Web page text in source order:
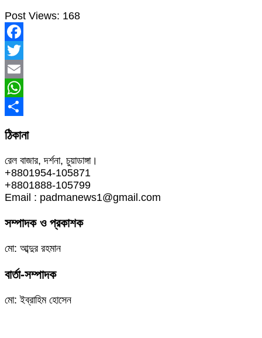
Post Views: 168
Facebook
Twitter
Email
WhatsApp
Share
ঠিকানা
রেল বাজার, দর্শনা, চুয়াডাঙ্গা।
+8801954-105871
+8801888-105799
Email : padmanews1@gmail.com
সম্পাদক ও প্রকাশক
মো: আব্দুর রহমান
বার্তা-সম্পাদক
মো: ইব্রাহিম হোসেন